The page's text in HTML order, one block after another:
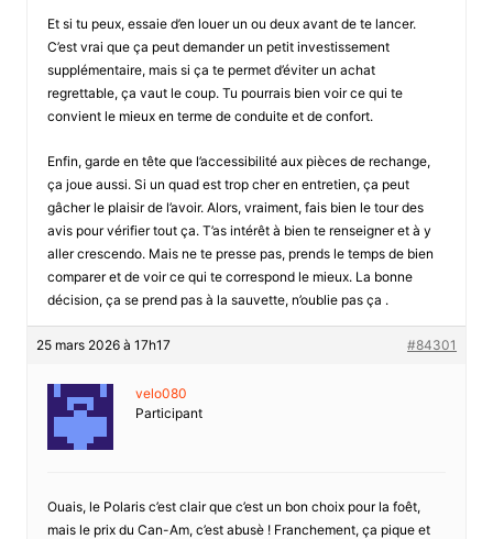
Et si tu peux, essaie d’en louer un ou deux avant de te lancer.
C’est vrai que ça peut demander un petit investissement
supplémentaire, mais si ça te permet d’éviter un achat
regrettable, ça vaut le coup. Tu pourrais bien voir ce qui te
convient le mieux en terme de conduite et de confort.
Enfin, garde en tête que l’accessibilité aux pièces de rechange,
ça joue aussi. Si un quad est trop cher en entretien, ça peut
gâcher le plaisir de l’avoir. Alors, vraiment, fais bien le tour des
avis pour vérifier tout ça. T’as intérêt à bien te renseigner et à y
aller crescendo. Mais ne te presse pas, prends le temps de bien
comparer et de voir ce qui te correspond le mieux. La bonne
décision, ça se prend pas à la sauvette, n’oublie pas ça .
25 mars 2026 à 17h17 #84301
velo080
Participant
Ouais, le Polaris c’est clair que c’est un bon choix pour la foêt,
mais le prix du Can-Am, c’est abusè ! Franchement, ça pique et